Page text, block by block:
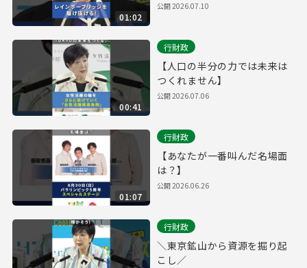
01:02
公開2026.07.10
00:41
行財政
【人口の半分の力では未来は
つくれません】
公開2026.07.06
01:07
行財政
【あなたが一番叫んだ名場面
は？】
公開2026.06.26
行財政
＼東京鉱山から資源を掘り起
こし／